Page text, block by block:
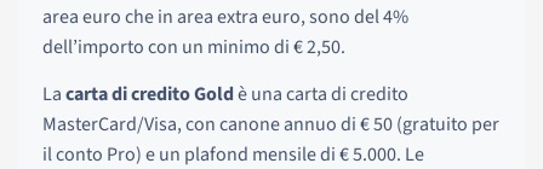
area euro che in area extra euro, sono del 4%
dell’importo con un minimo di € 2,50.
Lacarta di credito Goldè una carta di credito
MasterCard/Visa, con canone annuo di € 50 (gratuito per
il conto Pro) e un plafond mensile di € 5.000. Le